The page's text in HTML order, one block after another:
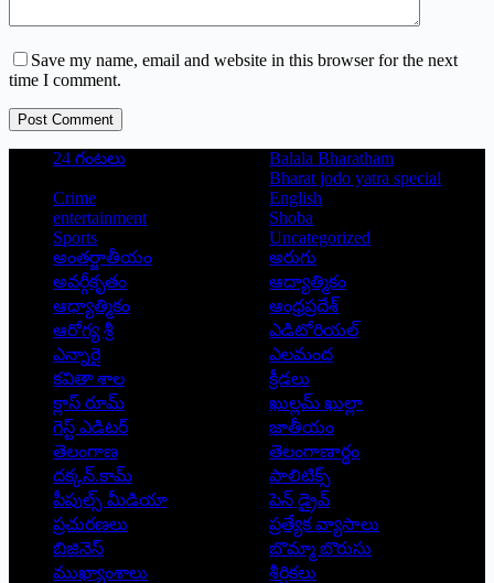
Save my name, email and website in this browser for the next
time I comment.
Post Comment
24 గంటలు
Balala Bharatham
Bharat jodo yatra special
Crime
English
entertainment
Shoba
Sports
Uncategorized
అంతర్జాతీయం
అరుగు
అవర్గీకృతం
ఆద్యాత్మికం
ఆధ్యాత్మికం
ఆంధ్రప్రదేశ్
ఆరోగ్య శ్రీ
ఎడిటోరియల్
ఎన్నారై
ఎలమంద
కవితా శాల
క్రీడలు
క్లాస్ రూమ్
ఖుల్లమ్ ఖుల్లా
గెస్ట్ ఎడిటర్
జాతీయం
తెలంగాణ
తెలంగాణార్థం
దక్కన్.కామ్
పాలిటిక్స్
పీపుల్స్ ‌మీడియా
పెన్ డ్రైవ్
ప్రచురణలు
ప్రత్యేక వ్యాసాలు
బిజినెస్
బొమ్మా బొరుసు
ముఖ్యాంశాలు
శీర్షికలు